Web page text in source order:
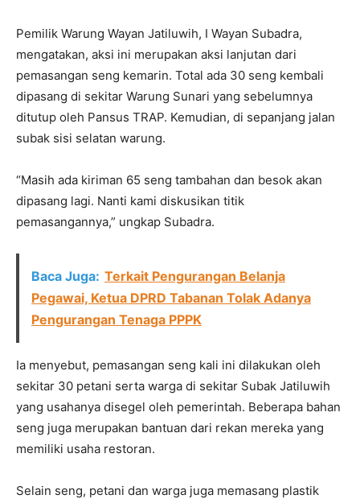
Pemilik Warung Wayan Jatiluwih, I Wayan Subadra,
mengatakan, aksi ini merupakan aksi lanjutan dari
pemasangan seng kemarin. Total ada 30 seng kembali
dipasang di sekitar Warung Sunari yang sebelumnya
ditutup oleh Pansus TRAP. Kemudian, di sepanjang jalan
subak sisi selatan warung.
“Masih ada kiriman 65 seng tambahan dan besok akan
dipasang lagi. Nanti kami diskusikan titik
pemasangannya,” ungkap Subadra.
Baca Juga: Terkait Pengurangan Belanja
Pegawai, Ketua DPRD Tabanan Tolak Adanya
Pengurangan Tenaga PPPK
Ia menyebut, pemasangan seng kali ini dilakukan oleh
sekitar 30 petani serta warga di sekitar Subak Jatiluwih
yang usahanya disegel oleh pemerintah. Beberapa bahan
seng juga merupakan bantuan dari rekan mereka yang
memiliki usaha restoran.
Selain seng, petani dan warga juga memasang plastik